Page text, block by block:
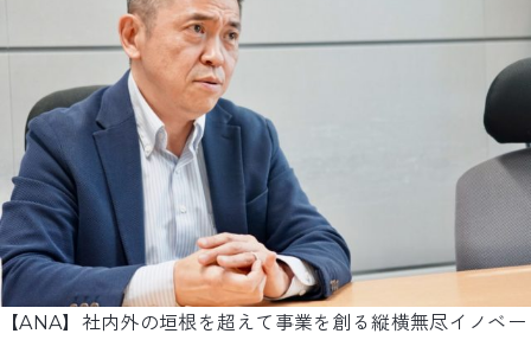
【ANA】社内外の垣根を超えて事業を創る縦横無尽イノベー